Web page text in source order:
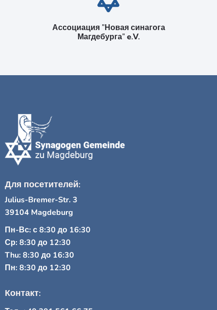
Ассоциация "Новая синагога
Магдебурга" e.V.
Для посетителей:
Julius-Bremer-Str. 3
39104 Magdeburg
Пн-Вс: с 8:30 до 16:30
Ср: 8:30 до 12:30
Thu: 8:30 до 16:30
Пн: 8:30 до 12:30
Контакт: